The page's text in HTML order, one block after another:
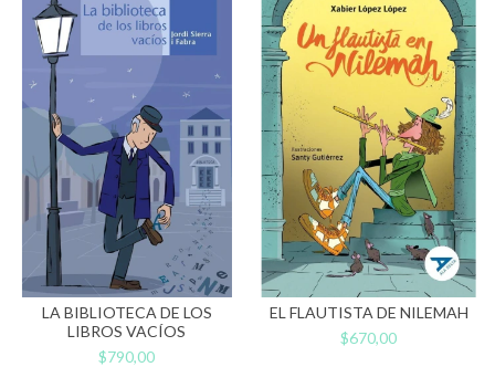
LA BIBLIOTECA DE LOS
LIBROS VACÍOS
$790,00
EL FLAUTISTA DE NILEMAH
$670,00